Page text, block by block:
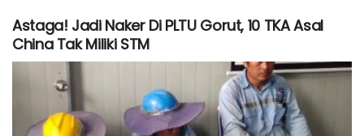
Astaga! Jadi Naker Di PLTU Gorut, 10 TKA Asal
China Tak Miliki STM